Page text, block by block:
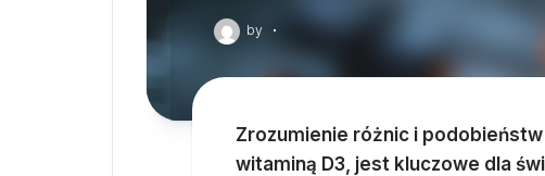
by ·
Zrozumienie różnic i
witaminą D3, jest kluczowe dla